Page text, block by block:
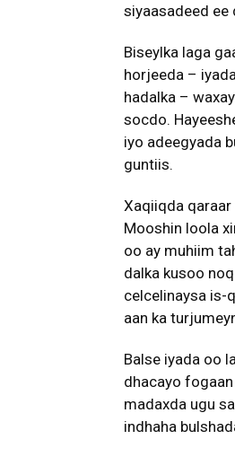
siyaasadeed ee
Biseylka laga
horjeeda –
hadalka –
socdo.
iyo adeegyada
guntiis.
Xaqiiqda qaraar
Mooshin loola
oo ay muhiim
dalka kusoo
celcelinaysa is-
aan ka
Balse iyada oo
dhacayo
madaxda ugu
indhaha